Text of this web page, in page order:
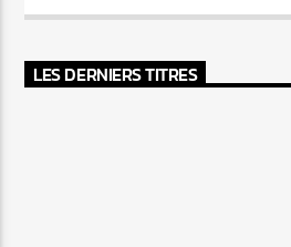
LES DERNIERS TITRES